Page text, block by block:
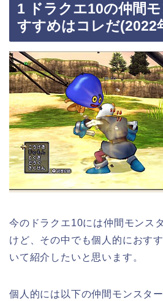
1 ドラクエ10の仲間
すすめはコレだ(2022
今のドラクエ10には仲間モンス
けど、その中でも個人的におす
いて紹介したいと思います。
個人的には以下の仲間モンスタ